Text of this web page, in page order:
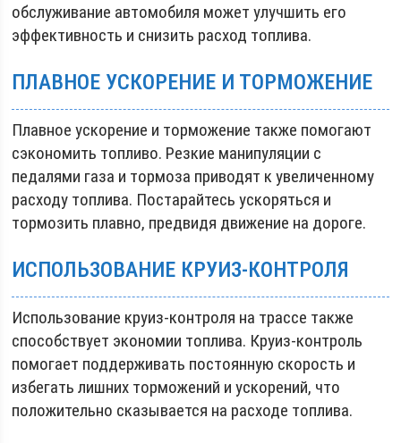
обслуживание автомобиля может улучшить его
эффективность и снизить расход топлива.
ПЛАВНОЕ УСКОРЕНИЕ И ТОРМОЖЕНИЕ
Плавное ускорение и торможение также помогают
сэкономить топливо. Резкие манипуляции с
педалями газа и тормоза приводят к увеличенному
расходу топлива. Постарайтесь ускоряться и
тормозить плавно, предвидя движение на дороге.
ИСПОЛЬЗОВАНИЕ КРУИЗ-КОНТРОЛЯ
Использование круиз-контроля на трассе также
способствует экономии топлива. Круиз-контроль
помогает поддерживать постоянную скорость и
избегать лишних торможений и ускорений, что
положительно сказывается на расходе топлива.